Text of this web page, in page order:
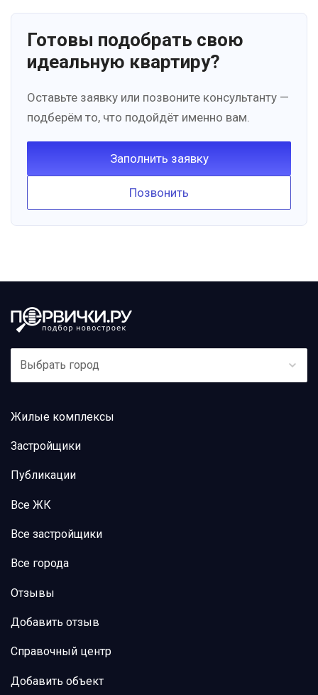
Готовы подобрать свою
идеальную квартиру?
Оставьте заявку или позвоните консультанту —
подберём то, что подойдёт именно вам.
Заполнить заявку
Позвонить
Выбрать город
Жилые комплексы
Застройщики
Публикации
Все ЖК
Все застройщики
Все города
Отзывы
Добавить отзыв
Справочный центр
Добавить объект